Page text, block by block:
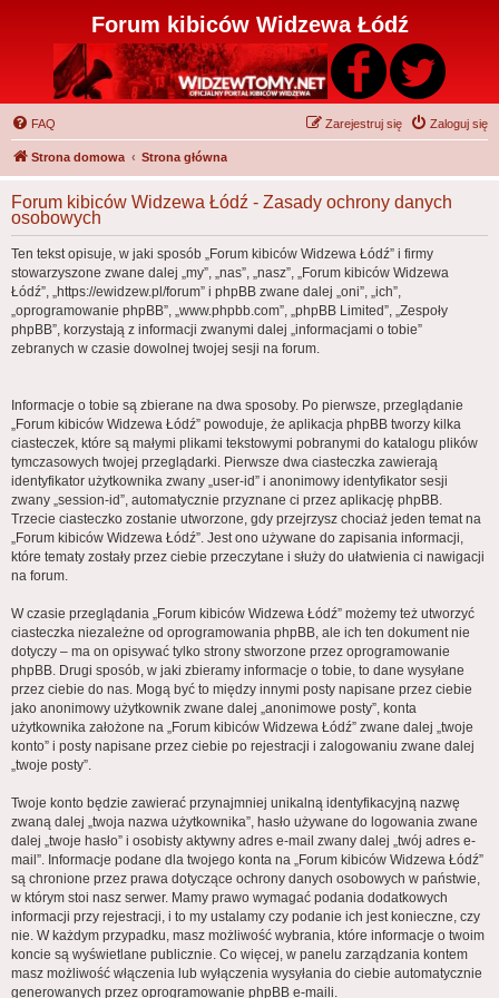
Forum kibiców Widzewa Łódź
FAQ Zaloguj się
Zarejestruj się
Strona domowa Strona główna
Forum kibiców Widzewa Łódź - Zasady ochrony danych
osobowych
Ten tekst opisuje, w jaki sposób „Forum kibiców Widzewa Łódź” i firmy
stowarzyszone zwane dalej „my”, „nas”, „nasz”, „Forum kibiców Widzewa
Łódź”, „https://ewidzew.pl/forum” i phpBB zwane dalej „oni”, „ich”,
„oprogramowanie phpBB”, „www.phpbb.com”, „phpBB Limited”, „Zespoły
phpBB”, korzystają z informacji zwanymi dalej „informacjami o tobie”
zebranych w czasie dowolnej twojej sesji na forum.
Informacje o tobie są zbierane na dwa sposoby. Po pierwsze, przeglądanie
„Forum kibiców Widzewa Łódź” powoduje, że aplikacja phpBB tworzy kilka
ciasteczek, które są małymi plikami tekstowymi pobranymi do katalogu plików
tymczasowych twojej przeglądarki. Pierwsze dwa ciasteczka zawierają
identyfikator użytkownika zwany „user-id” i anonimowy identyfikator sesji
zwany „session-id”, automatycznie przyznane ci przez aplikację phpBB.
Trzecie ciasteczko zostanie utworzone, gdy przejrzysz chociaż jeden temat na
„Forum kibiców Widzewa Łódź”. Jest ono używane do zapisania informacji,
które tematy zostały przez ciebie przeczytane i służy do ułatwienia ci nawigacji
na forum.
W czasie przeglądania „Forum kibiców Widzewa Łódź” możemy też utworzyć
ciasteczka niezależne od oprogramowania phpBB, ale ich ten dokument nie
dotyczy – ma on opisywać tylko strony stworzone przez oprogramowanie
phpBB. Drugi sposób, w jaki zbieramy informacje o tobie, to dane wysyłane
przez ciebie do nas. Mogą być to między innymi posty napisane przez ciebie
jako anonimowy użytkownik zwane dalej „anonimowe posty”, konta
użytkownika założone na „Forum kibiców Widzewa Łódź” zwane dalej „twoje
konto” i posty napisane przez ciebie po rejestracji i zalogowaniu zwane dalej
„twoje posty”.
Twoje konto będzie zawierać przynajmniej unikalną identyfikacyjną nazwę
zwaną dalej „twoja nazwa użytkownika”, hasło używane do logowania zwane
dalej „twoje hasło” i osobisty aktywny adres e-mail zwany dalej „twój adres e-
mail”. Informacje podane dla twojego konta na „Forum kibiców Widzewa Łódź”
są chronione przez prawa dotyczące ochrony danych osobowych w państwie,
w którym stoi nasz serwer. Mamy prawo wymagać podania dodatkowych
informacji przy rejestracji, i to my ustalamy czy podanie ich jest konieczne, czy
nie. W każdym przypadku, masz możliwość wybrania, które informacje o twoim
koncie są wyświetlane publicznie. Co więcej, w panelu zarządzania kontem
masz możliwość włączenia lub wyłączenia wysyłania do ciebie automatycznie
generowanych przez oprogramowanie phpBB e-maili.